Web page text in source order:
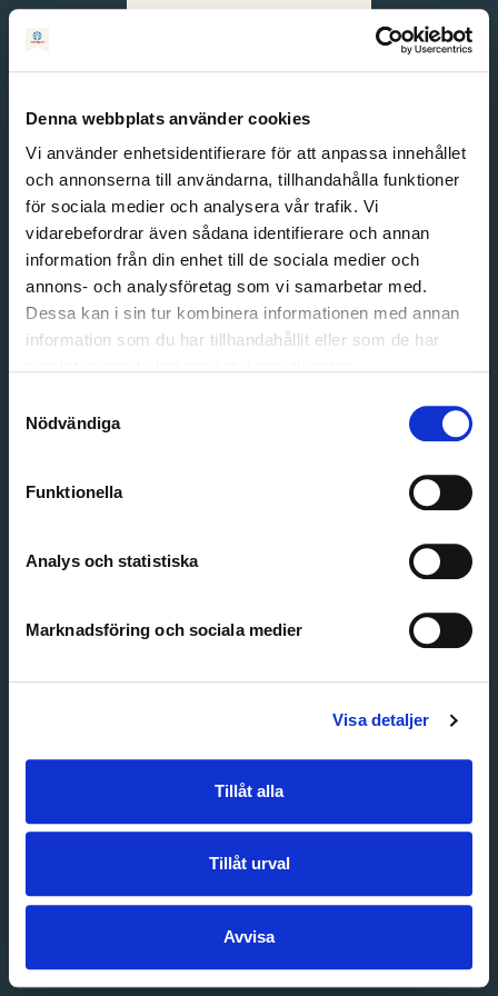
Denna webbplats använder cookies
Vi använder enhetsidentifierare för att anpassa innehållet
och annonserna till användarna, tillhandahålla funktioner
för sociala medier och analysera vår trafik. Vi
vidarebefordrar även sådana identifierare och annan
information från din enhet till de sociala medier och
annons- och analysföretag som vi samarbetar med.
Dessa kan i sin tur kombinera informationen med annan
information som du har tillhandahållit eller som de har
Nödvändiga
Funktionella
Analys och statistiska
Marknadsföring och sociala medier
Visa detaljer
Tillåt alla
Tillåt urval
Avvisa
English
Svenska
Email address
Customer service